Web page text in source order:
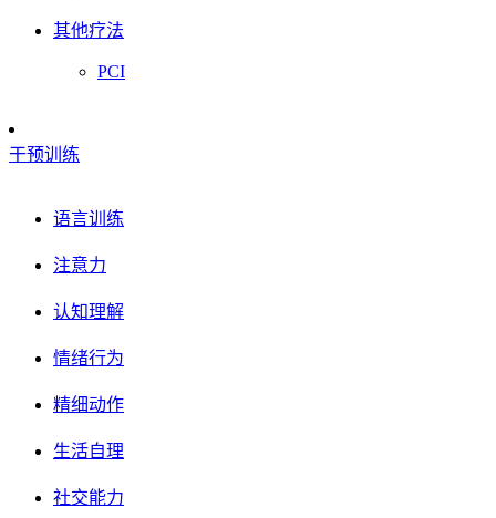
其他疗法
PCI
干预训练
语言训练
注意力
认知理解
情绪行为
精细动作
生活自理
社交能力